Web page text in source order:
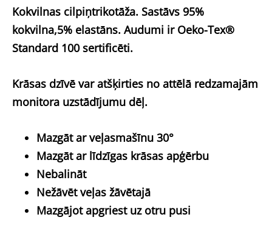
Kokvilnas cilpiņtrikotāža. Sastāvs 95%
kokvilna,5% elastāns. Audumi ir Oeko-Tex®
Standard 100 sertificēti.
Krāsas dzīvē var atšķirties no attēlā redzamajām
monitora uzstādījumu dēļ.
Mazgāt ar veļasmašīnu 30°
Mazgāt ar līdzīgas krāsas apģērbu
Nebalināt
Nežāvēt veļas žāvētajā
Mazgājot apgriest uz otru pusi